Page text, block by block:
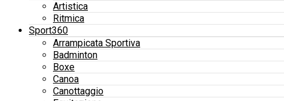
Artistica
Ritmica
Sport360
Arrampicata Sportiva
Badminton
Boxe
Canoa
Canottaggio